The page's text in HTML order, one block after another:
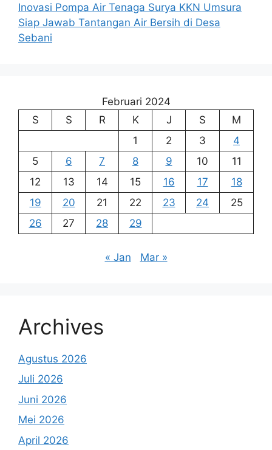
Inovasi Pompa Air Tenaga Surya KKN Umsura
Siap Jawab Tantangan Air Bersih di Desa
Sebani
Februari 2024
S
S R K J S
M
1
2 3
4
5
6 7 8 9 10
11
12
13 14 15 16 17
18
19
20 21 22 23 24
25
26
27 28 29
« Jan Mar »
Archives
Agustus 2026
Juli 2026
Juni 2026
Mei 2026
April 2026